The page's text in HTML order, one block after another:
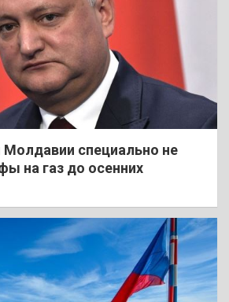
специально не
на газ до осенних